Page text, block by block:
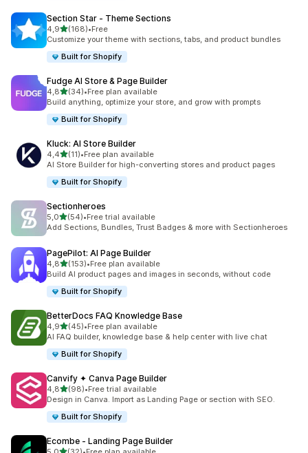
Section Star ‑ Theme Sections
4,9stelle su 5
(168)
168 recensioni totali
•Free
Customize your theme with sections, tabs, and product bundles
Built for Shopify
Fudge AI Store & Page Builder
4,8stelle su 5
(34)
34 recensioni totali
•Free plan available
Build anything, optimize your store, and grow with prompts
Built for Shopify
Kluck: AI Store Builder
4,4stelle su 5
(11)
11 recensioni totali
•Free plan available
AI Store Builder for high-converting stores and product pages
Built for Shopify
Sectionheroes
5,0stelle su 5
(54)
54 recensioni totali
•Free trial available
Add Sections, Bundles, Trust Badges & more with Sectionheroes
PagePilot: AI Page Builder
4,8stelle su 5
(153)
153 recensioni totali
•Free plan available
Build AI product pages and images in seconds, without code
Built for Shopify
BetterDocs FAQ Knowledge Base
4,9stelle su 5
(45)
45 recensioni totali
•Free plan available
AI FAQ builder, knowledge base & help center with live chat
Built for Shopify
Canvify ✦ Canva Page Builder
4,8stelle su 5
(98)
98 recensioni totali
•Free trial available
Design in Canva. Import as Landing Page or section with SEO.
Built for Shopify
Ecombe ‑ Landing Page Builder
stelle su 5